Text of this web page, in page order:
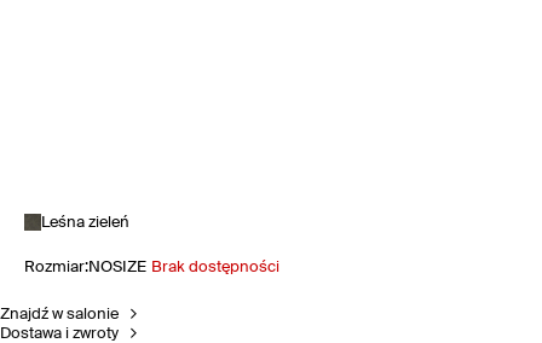
Leśna zieleń
Rozmiar:NOSIZE Brak dostępności
Znajdź w salonie
Dostawa i zwroty